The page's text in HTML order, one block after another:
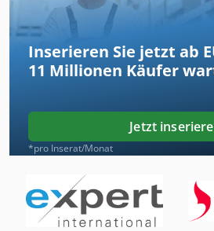
Inserieren Sie jetzt ab
11 Millionen Käufer
Jetzt
*pro Inserat/Monat